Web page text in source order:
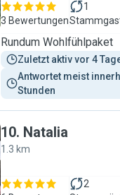
3 Bewertungen
1
Rundum Wohlfühlpaket
Zuletzt aktiv vor 4
Antwortet meist
Stunden
10. Natalia
1.3 km
2